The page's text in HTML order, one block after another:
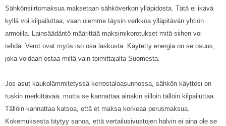
Sähkönsiirtomaksua maksetaan sähköverkon ylläpidosta. Tätä ei ikävä
kyllä voi kilpailuttaa, vaan olemme täysin verkkoa ylläpitävän yhtiön
armoilla. Lainsäädäntö määrittää maksimikorotukset mitä siihen voi
tehdä. Verot ovat myös iso osa laskusta. Käytetty energia on se osuus,
joka voidaan ostaa miltä vain toimittajalta Suomesta.
Jos asut kaukolämmitetyssä kerrostaloasunnossa, sähkön käyttösi on
tuskin merkittävää, mutta se kannattaa ainakin silloin tällöin kilpailuttaa.
Tällöin kannattaa katsoa, että et maksa korkeaa perusmaksua.
Kokemuksesta täytyy sanoa, että vertailusivustojen halvin ei aina ole se